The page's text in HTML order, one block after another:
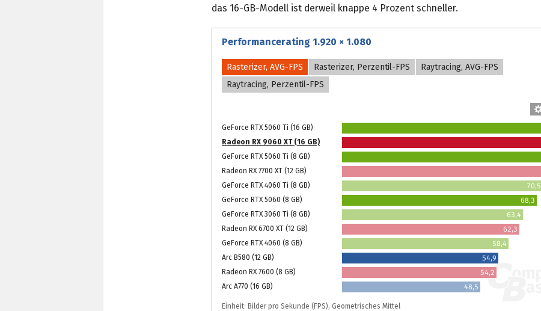
das 16-GB-Modell ist derweil knappe 4 Prozent schneller.
Performancerating 1.920 × 1.080
Rasterizer, AVG-FPS Rasterizer, Perzentil-FPS
Raytracing, AVG-FPS
Raytracing, Perzentil-FPS
GeForce RTX 5060 Ti (16 GB)
Radeon RX 9060 XT (16 GB)
GeForce RTX 5060 Ti (8 GB)
Radeon RX 7700 XT (12 GB)
GeForce RTX 4060 Ti (8 GB)
70,5
GeForce RTX 5060 (8 GB)
68,3
GeForce RTX 3060 Ti (8 GB)
63,4
Radeon RX 6700 XT (12 GB)
62,3
GeForce RTX 4060 (8 GB)
58,4
Arc B580 (12 GB)
54,9
Radeon RX 7600 (8 GB)
54,2
Arc A770 (16 GB)
48,5
Einheit: Bilder pro Sekunde (FPS), Geometrisches Mittel